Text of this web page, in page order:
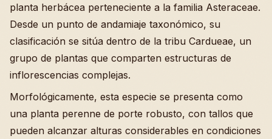
planta herbácea perteneciente a la familia Asteraceae.
Desde un punto de andamiaje taxonómico, su
clasificación se sitúa dentro de la tribu Cardueae, un
grupo de plantas que comparten estructuras de
inflorescencias complejas.
Morfológicamente, esta especie se presenta como
una planta perenne de porte robusto, con tallos que
pueden alcanzar alturas considerables en condiciones